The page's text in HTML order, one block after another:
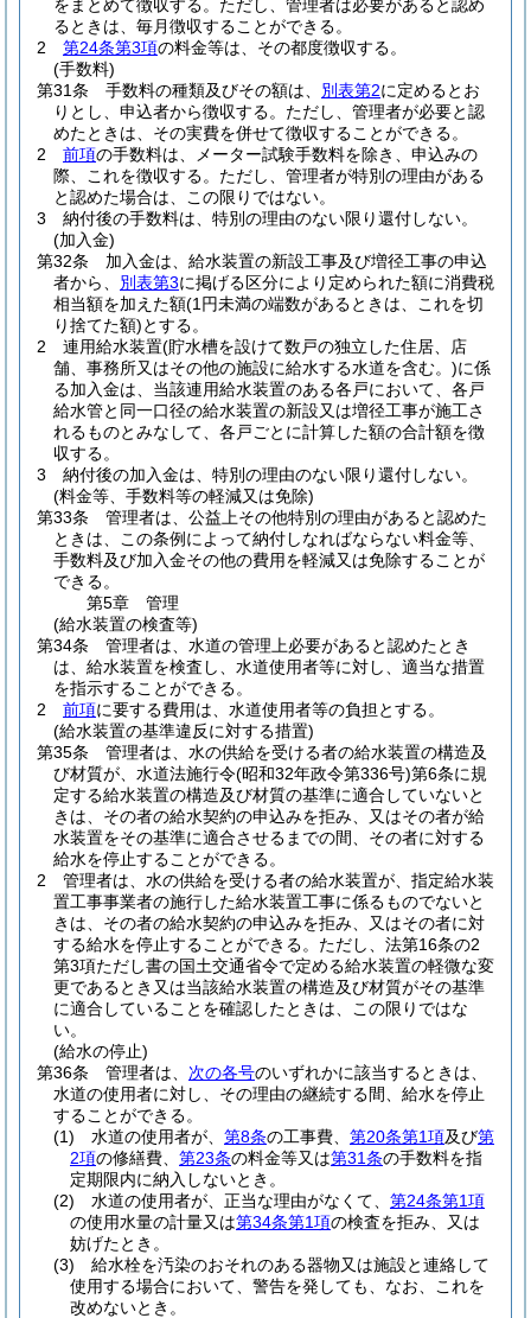
をまとめて徴収する。 ただし、管理者は必要があると認め
るときは、毎月徴収することができる。
2
第24条第3項の料金等は、その都度徴収する。
(手数料)
第31条
手数料の種類及びその額は、 別表第2に定めるとお
りとし、申込者から徴収する。 ただし、管理者が必要と認
めたときは、その実費を併せて徴収することができる。
2
前項の手数料は、メーター試験手数料を除き、申込みの
際、これを徴収する。 ただし、管理者が特別の理由がある
と認めた場合は、この限りではない。
3
納付後の手数料は、特別の理由のない限り還付しない。
(加入金)
第32条
加入金は、給水装置の新設工事及び増径工事の申込
者から、 別表第3に掲げる区分により定められた額に消費税
相当額を加えた額(1円未満の端数があるときは、これを切
り捨てた額)とする。
2
連用給水装置(貯水槽を設けて数戸の独立した住居、店
舗、事務所又はその他の施設に給水する水道を含む。)に係
る加入金は、当該連用給水装置のある各戸において、各戸
給水管と同一口径の給水装置の新設又は増径工事が施工さ
れるものとみなして、各戸ごとに計算した額の合計額を徴
収する。
3
納付後の加入金は、特別の理由のない限り還付しない。
(料金等、手数料等の軽減又は免除)
第33条
管理者は、公益上その他特別の理由があると認めた
ときは、この条例によって納付しなればならない料金等、
手数料及び加入金その他の費用を軽減又は免除することが
できる。
第5章
管理
(給水装置の検査等)
第34条
管理者は、水道の管理上必要があると認めたとき
は、給水装置を検査し、水道使用者等に対し、適当な措置
を指示することができる。
2
前項に要する費用は、水道使用者等の負担とする。
(給水装置の基準違反に対する措置)
第35条
管理者は、水の供給を受ける者の給水装置の構造及
び材質が、水道法施行令(昭和32年政令第336号)第6条に規
定する給水装置の構造及び材質の基準に適合していないと
きは、その者の給水契約の申込みを拒み、又はその者が給
水装置をその基準に適合させるまでの間、その者に対する
給水を停止することができる。
2
管理者は、水の供給を受ける者の給水装置が、指定給水装
置工事事業者の施行した給水装置工事に係るものでないと
きは、その者の給水契約の申込みを拒み、又はその者に対
する給水を停止することができる。 ただし、法第16条の2
第3項ただし書の国土交通省令で定める給水装置の軽微な変
更であるとき又は当該給水装置の構造及び材質がその基準
に適合していることを確認したときは、この限りではな
い。
(給水の停止)
第36条
管理者は、 次の各号のいずれかに該当するときは、
水道の使用者に対し、その理由の継続する間、給水を停止
することができる。
(1)
水道の使用者が、 第8条の工事費、 第20条第1項及び第
2項の修繕費、 第23条の料金等又は第31条の手数料を指
定期限内に納入しないとき。
(2)
水道の使用者が、正当な理由がなくて、 第24条第1項
の使用水量の計量又は第34条第1項の検査を拒み、又は
妨げたとき。
(3)
給水栓を汚染のおそれのある器物又は施設と連絡して
使用する場合において、警告を発しても、なお、これを
改めないとき。